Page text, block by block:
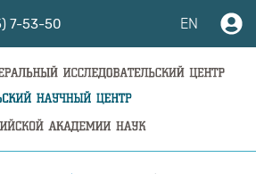
7-53-50 EN